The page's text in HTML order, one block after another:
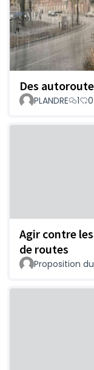
Des
PLANDRE 1 0
Agir contre
de routes
Proposition